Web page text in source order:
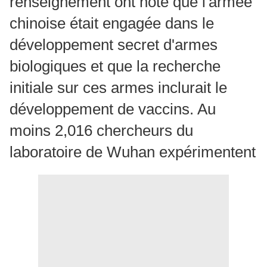
chinoise était engagée dans le
développement secret d'armes
biologiques et que la recherche
initiale sur ces armes inclurait le
développement de vaccins. Au
moins 2,016 chercheurs du
laboratoire de Wuhan expérimentent